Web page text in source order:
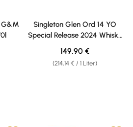
von 5 von 5 Sternen
Singleton Glen Ord 14 YO
Special Release 2024 Whisky
54,7% vol. 0,70l
(214,14 € / 1 Liter)
Regulärer Preis:
149,90 €